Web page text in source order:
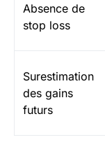
Absence de
stop loss
Surestimation
des gains
futurs